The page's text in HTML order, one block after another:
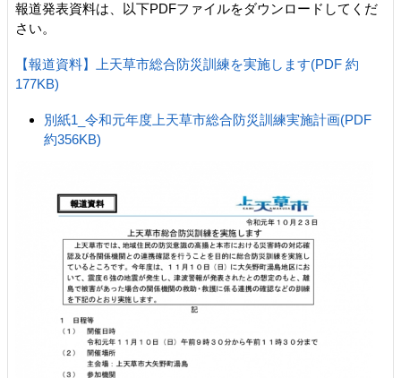
報道発表資料は、以下PDFファイルをダウンロードしてくだ
さい。
【報道資料】上天草市総合防災訓練を実施します(PDF 約
177KB)
別紙1_令和元年度上天草市総合防災訓練実施計画(PDF
約356KB)